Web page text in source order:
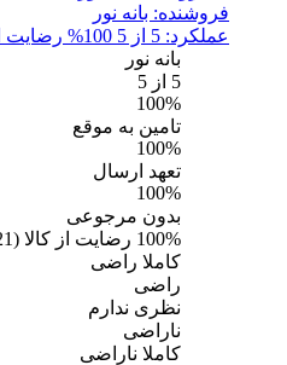
فروشنده: بانه نور
عملکرد: 5 از 5
100% رضایت از کالا
بانه نور
5 از 5
100%
تامین به موقع
100%
تعهد ارسال
100%
بدون مرجوعی
100% رضایت از کالا (
کاملا راضی
راضی
نظری ندارم
ناراضی
کاملا ناراضی